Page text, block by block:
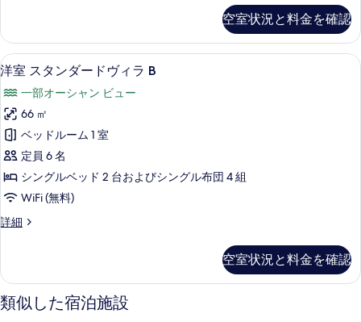
ラ
A
の
す
べ
て
の
写
真
を
す
る
ン
ダ
ー
ヴ
ィ
ラ
A
の
詳
細
空室状況と料金を確認
洋
ス
タ
ン
ダ
ー
ヴ
ラ
B
の
洋室 スタンダードヴィラ B | リビン
9
洋室 スタンダードヴィラ B
一部オーシャン ビュー
66 ㎡
ベッドルーム 1 室
定員 6 名
シングルベッド 2 台およびシングル布団 4 組
WiFi (無料)
詳細
洋
ン
ダ
ー
空室状況と料金を確認
類似した宿泊施設